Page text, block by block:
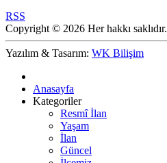
RSS
Copyright © 2026 Her hakkı saklıdır.
Yazılım & Tasarım: WK Bilişim
Anasayfa
Kategoriler
Resmî İlan
Yaşam
İlan
Güncel